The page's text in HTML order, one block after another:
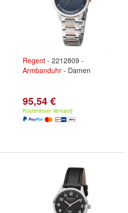
Regent - 2212809 -
Armbanduhr - Damen
95,54 €
Kostenloser Versand